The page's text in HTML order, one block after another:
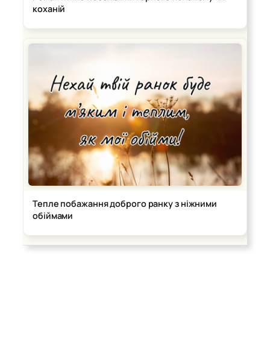
коханій
Тепле побажання доброго ранку з ніжними
обіймами